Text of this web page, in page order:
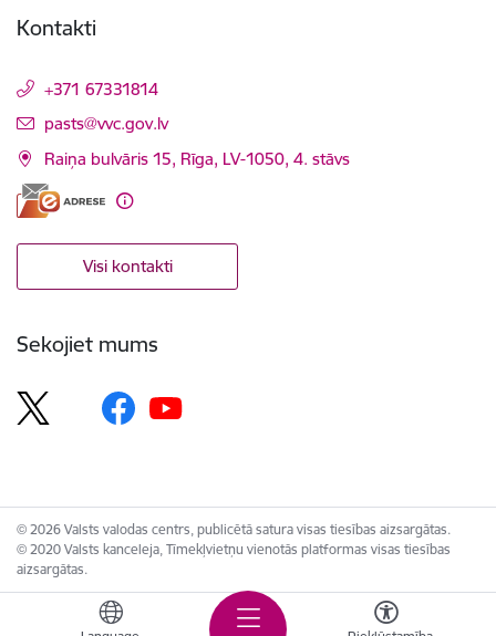
Kontakti
+371 67331814
E-pasts:
pasts@vvc.gov.lv
Raiņa bulvāris 15, Rīga, LV-1050, 4. stāvs
Visi kontakti
Sekojiet mums
© 2026 Valsts valodas centrs, publicētā satura visas tiesības aizsargātas.
© 2020 Valsts kanceleja, Tīmekļvietņu vienotās platformas visas tiesības
aizsargātas.